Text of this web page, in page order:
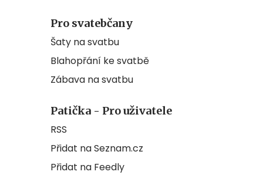
Pro svatebčany
Šaty na svatbu
Blahopřání ke svatbě
Zábava na svatbu
Patička - Pro uživatele
RSS
Přidat na Seznam.cz
Přidat na Feedly